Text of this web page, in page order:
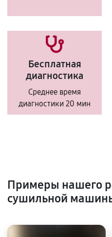
Бесплатная
диагностика
Среднее время
диагностики 20 мин
Примеры нашего
сушильной